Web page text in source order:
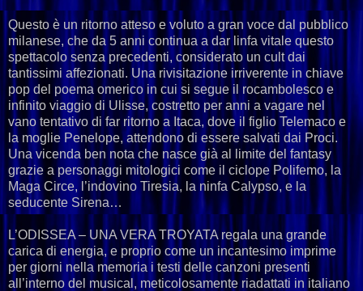
Questo è un ritorno atteso e voluto a gran voce dal pubblico
milanese, che da 5 anni continua a dar linfa vitale questo
spettacolo senza precedenti, considerato un cult dai
tantissimi affezionati. Una rivisitazione irriverente in chiave
pop del poema omerico in cui si segue il rocambolesco e
infinito viaggio di Ulisse, costretto per anni a vagare nel
vano tentativo di far ritorno a Itaca, dove il figlio Telemaco e
la moglie Penelope, attendono di essere salvati dai Proci.
Una vicenda ben nota che nasce già al limite del fantasy
grazie a personaggi mitologici come il ciclope Polifemo, la
Maga Circe, l’indovino Tiresia, la ninfa Calypso, e la
seducente Sirena…
L’ODISSEA – UNA VERA TROYATA regala una grande
carica di energia, e proprio come un incantesimo imprime
per giorni nella memoria i testi delle canzoni presenti
all’interno del musical, meticolosamente riadattati in italiano